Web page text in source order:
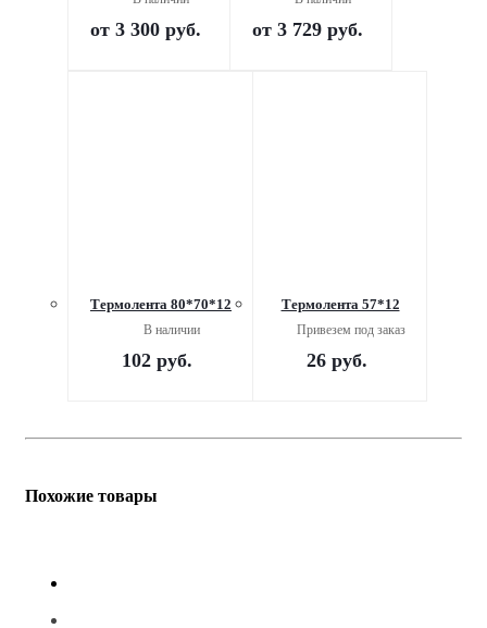
от 3 300 руб. от 3 729 руб.
Термолента 80*70*12
В наличии
102 руб.
Термолента 57*12
Привезем под заказ
26руб.
Похожие товары